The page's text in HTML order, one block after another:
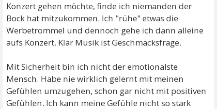
Konzert gehen möchte, finde ich niemanden der
Bock hat mitzukommen. Ich "rühe" etwas die
Werbetrommel und dennoch gehe ich dann alleine
aufs Konzert. Klar Musik ist Geschmacksfrage.
Mit Sicherheit bin ich nicht der emotionalste
Mensch. Habe nie wirklich gelernt mit meinen
Gefühlen umzugehen, schon gar nicht mit positiven
Gefühlen. Ich kann meine Gefühle nicht so stark